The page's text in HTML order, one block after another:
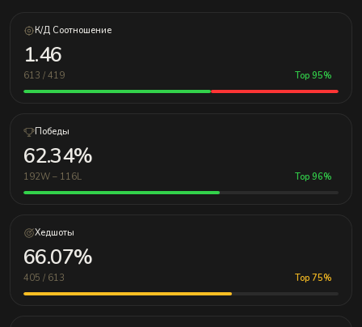
К/Д Соотношение
1.46
613 / 419 Top 95%
Победы
62.34%
192W – 116L Top 96%
Хедшоты
66.07%
405 / 613 Top 75%
м!